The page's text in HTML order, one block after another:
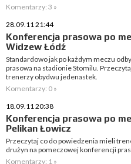
Komentarzy: 3 »
28.09.11 21:44
Konferencja prasowa po
Widzew Łódź
Standardowo jak po każdym meczu
prasowa na stadionie Stomilu.
trenerzy obydwu jedenastek.
Komentarzy: 0 »
18.09.11 20:38
Konferencja prasowa po
Pelikan Łowicz
Przeczytaj co do powiedzenia mieli
drużyn na pomeczowej konferencji
Komentarzy: 1 »